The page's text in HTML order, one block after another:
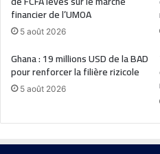
financier de l’UMOA
5 août 2026
Ghana : 19 millions USD de la BAD
pour renforcer la filière rizicole
5 août 2026